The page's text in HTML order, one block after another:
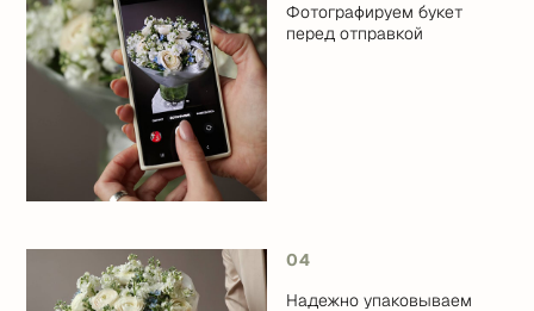
Фотографируем букет
перед отправкой
04
Надежно упаковываем